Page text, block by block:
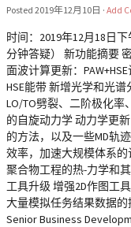
Posted 2019年12月10日 · Add
时间：2019年12月18日
分钟答疑） 新功能摘要
面波计算更新：
HSE能带 新增光学和光
LO/TO劈裂、二阶极化率
的自旋动力学 动力学更
的方法，以及一些MD轨
效率，加速大规模体系
聚合物工程的热-力学和
工具升级 增强2D作图工
大量模拟任务结果数据
Senior Business